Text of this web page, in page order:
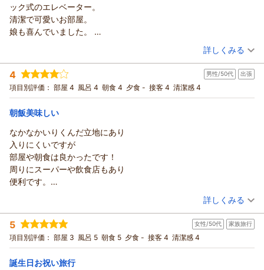
ック式のエレベーター。
清潔で可愛いお部屋。
娘も喜んでいました。
残念なのが部屋にはシャワールームしかなかったことです。大浴
場もあるようなので、また機会があれば利用してみたいと思いま
す。
（投稿日：2026/07/24）
宿泊時期： 2026年07月宿泊 (家族旅行)
投稿者： おばっちさん
宿泊プラン： 【ロングステイ】［朝食付き］ イン１３時／翌１３時アウト。
観光にもイベントにも便利な２４時間ステイ
ツイン 朝のみ
宿泊価格帯： 12,001～13,000円(大人一人あたり/税込)
詳しくみる
4 男性/50代 出張
項目別評価： 部屋 4 風呂 4 朝食 4 夕食 - 接客 4 清潔感 4
朝飯美味しい
なかなかいりくんだ立地にあり
入りにくいですが
部屋や朝食は良かったです！
周りにスーパーや飲食店もあり
便利です。
（投稿日：2026/07/23）
宿泊時期： 2026年06月宿泊 (出張)
投稿者： ひろしさん
宿泊プラン： 【ポイント還元】［朝食付き］ 今だけポイント最大１０％│駅
まで徒歩1分／大浴場＆露天風呂無料
シングル 朝のみ
宿泊価格帯： 8,001～9,000円(大人一人あたり/税込)
詳しくみる
5 女性/50代 家族旅行
項目別評価： 部屋 3 風呂 5 朝食 5 夕食 - 接客 4 清潔感 4
誕生日お祝い旅行